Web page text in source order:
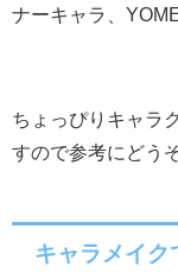
ナーキャラ、
ちょっぴりキャラ
すので参考にどう
キャラメイク